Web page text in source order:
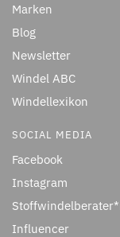
Marken
Blog
Newsletter
Windel ABC
Windellexikon
SOCIAL MEDIA
Facebook
Instagram
Influencer